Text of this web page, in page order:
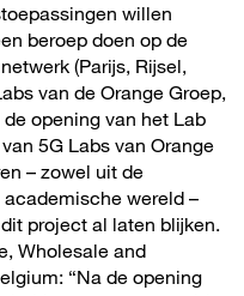
willen
beroep doen op de
(Parijs, Rijsel,
van de Orange Groep,
opening van het Lab
5G Labs van Orange
– zowel uit de
wereld –
project al laten blijken.
Wholesale and
“Na de opening